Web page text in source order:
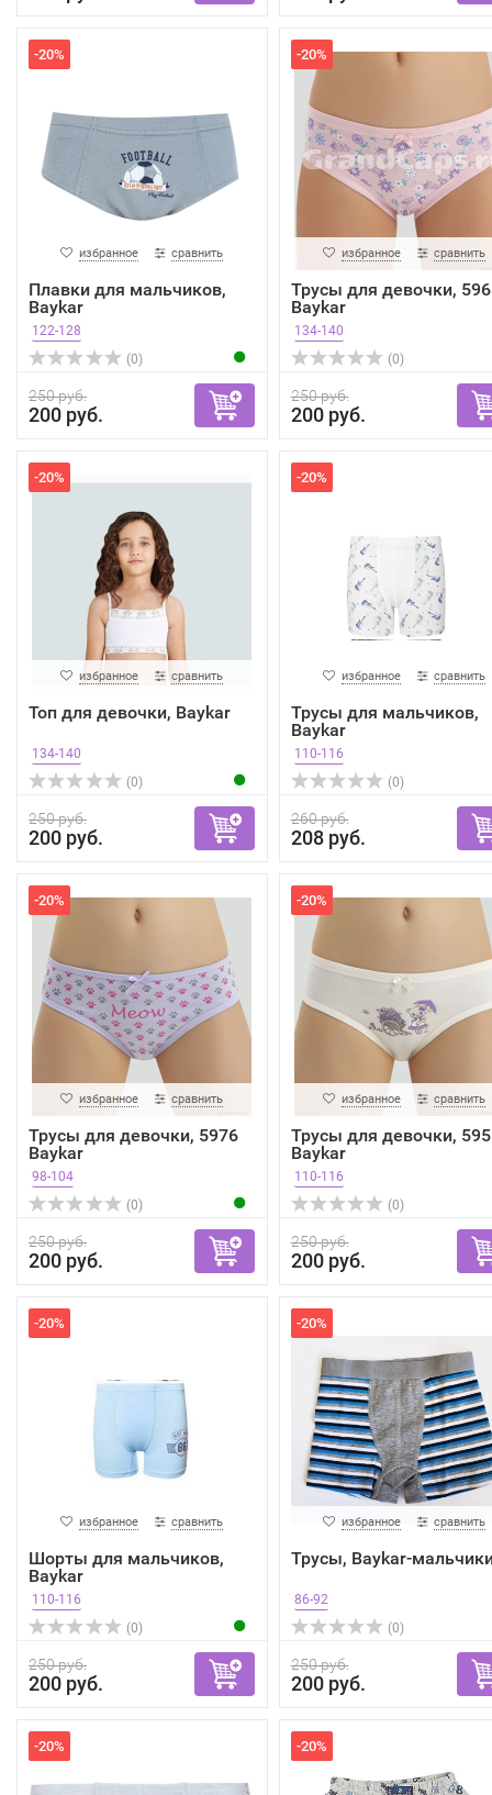
-20%
избранное сравнить
Плавки для мальчиков,
Baykar
122-128
(0)
250 руб.
200 руб.
-20%
избранное сравнить
Трусы для девочки,
Baykar
134-140
(0)
250 руб.
200 руб.
-20%
избранное сравнить
Топ для девочки, Baykar
134-140
(0)
250 руб.
200 руб.
-20%
избранное сравнить
Трусы для мальчиков,
Baykar
110-116
(0)
260 руб.
208 руб.
-20%
избранное сравнить
Трусы для девочки, 5976
Baykar
98-104
(0)
250 руб.
200 руб.
-20%
избранное сравнить
Трусы для девочки,
Baykar
110-116
(0)
250 руб.
200 руб.
-20%
избранное сравнить
Шорты для мальчиков,
Baykar
110-116
(0)
250 руб.
200 руб.
-20%
избранное сравнить
Трусы, Baykar-
86-92
(0)
250 руб.
200 руб.
-20% -20%